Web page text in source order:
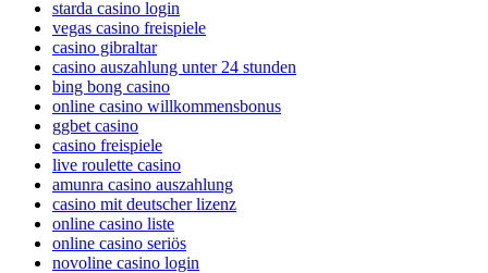
starda casino login
vegas casino freispiele
casino gibraltar
casino auszahlung unter 24 stunden
bing bong casino
online casino willkommensbonus
ggbet casino
casino freispiele
live roulette casino
amunra casino auszahlung
casino mit deutscher lizenz
online casino liste
online casino seriös
novoline casino login